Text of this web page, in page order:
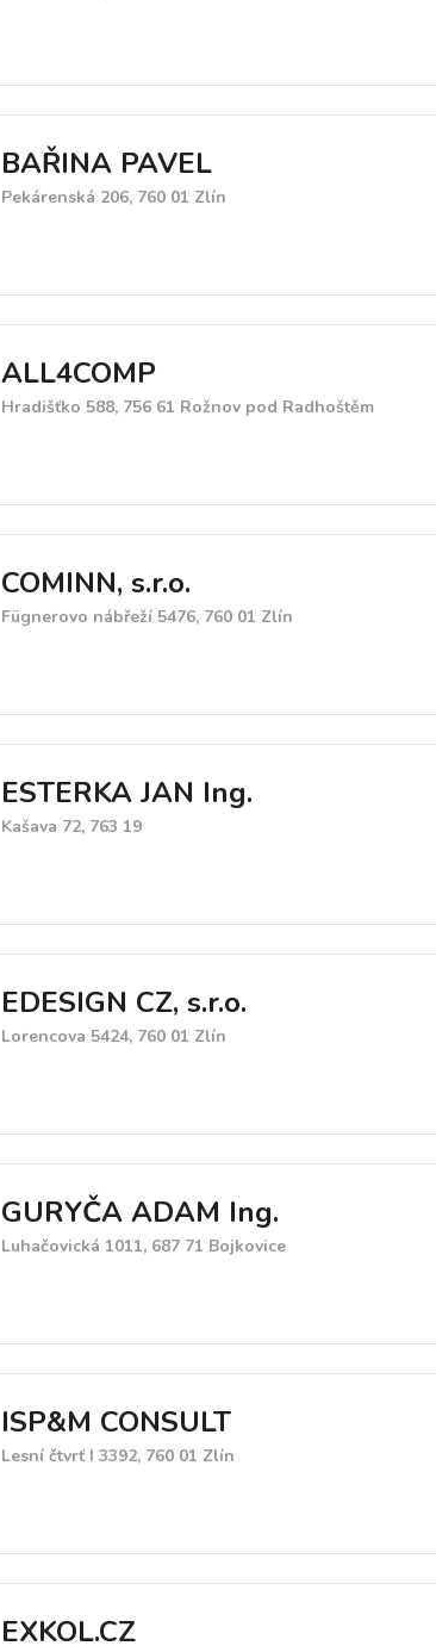
BAŘINA PAVEL
Pekárenská 206, 760 01 Zlín
ALL4COMP
Hradišťko 588, 756 61 Rožnov pod Radhoštěm
COMINN, s.r.o.
Fügnerovo nábřeží 5476, 760 01 Zlín
ESTERKA JAN Ing.
Kašava 72, 763 19
EDESIGN CZ, s.r.o.
Lorencova 5424, 760 01 Zlín
GURYČA ADAM Ing.
Luhačovická 1011, 687 71 Bojkovice
ISP&M CONSULT
Lesní čtvrť I 3392, 760 01 Zlín
EXKOL.CZ